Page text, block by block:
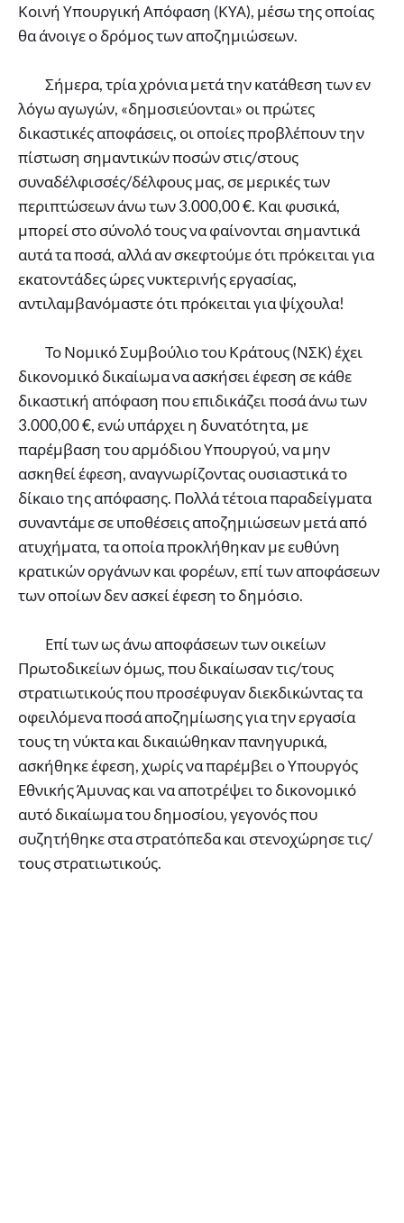
Κοινή Υπουργική Απόφαση (ΚΥΑ), μέσω της οποίας
θα άνοιγε ο δρόμος των αποζημιώσεων.
Σήμερα, τρία χρόνια μετά την κατάθεση των εν
λόγω αγωγών, «δημοσιεύονται» οι πρώτες
δικαστικές αποφάσεις, οι οποίες προβλέπουν την
πίστωση σημαντικών ποσών στις/στους
συναδέλφισσές/δέλφους μας, σε μερικές των
περιπτώσεων άνω των 3.000,00 €. Και φυσικά,
μπορεί στο σύνολό τους να φαίνονται σημαντικά
αυτά τα ποσά, αλλά αν σκεφτούμε ότι πρόκειται για
εκατοντάδες ώρες νυκτερινής εργασίας,
αντιλαμβανόμαστε ότι πρόκειται για ψίχουλα!
Το Νομικό Συμβούλιο του Κράτους (ΝΣΚ) έχει
δικονομικό δικαίωμα να ασκήσει έφεση σε κάθε
δικαστική απόφαση που επιδικάζει ποσά άνω των
3.000,00 €, ενώ υπάρχει η δυνατότητα, με
παρέμβαση του αρμόδιου Υπουργού, να μην
ασκηθεί έφεση, αναγνωρίζοντας ουσιαστικά το
δίκαιο της απόφασης. Πολλά τέτοια παραδείγματα
συναντάμε σε υποθέσεις αποζημιώσεων μετά από
ατυχήματα, τα οποία προκλήθηκαν με ευθύνη
κρατικών οργάνων και φορέων, επί των αποφάσεων
των οποίων δεν ασκεί έφεση το δημόσιο.
Επί των ως άνω αποφάσεων των οικείων
Πρωτοδικείων όμως, που δικαίωσαν τις/τους
στρατιωτικούς που προσέφυγαν διεκδικώντας τα
οφειλόμενα ποσά αποζημίωσης για την εργασία
τους τη νύκτα και δικαιώθηκαν πανηγυρικά,
ασκήθηκε έφεση, χωρίς να παρέμβει ο Υπουργός
Εθνικής Άμυνας και να αποτρέψει το δικονομικό
αυτό δικαίωμα του δημοσίου, γεγονός που
συζητήθηκε στα στρατόπεδα και στενοχώρησε τις/
τους στρατιωτικούς.